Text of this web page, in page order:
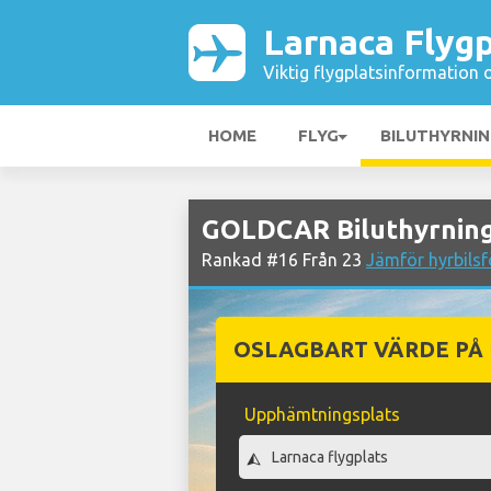
Larnaca
Viktig flygplatsinformation
HOME FLYG
GOLDCAR
Rankad #16 Från 23 Jämför
OSLAGBART VÄRDE
Upphämtningsplats